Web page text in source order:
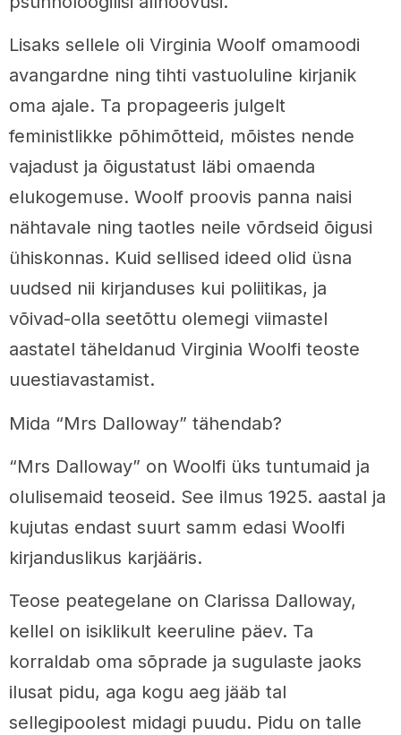
Lisaks sellele oli Virginia Woolf omamoodi
avangardne ning tihti vastuoluline kirjanik
oma ajale. Ta propageeris julgelt
feministlikke põhimõtteid, mõistes nende
vajadust ja õigustatust läbi omaenda
elukogemuse. Woolf proovis panna naisi
nähtavale ning taotles neile võrdseid õigusi
ühiskonnas. Kuid sellised ideed olid üsna
uudsed nii kirjanduses kui poliitikas, ja
võivad-olla seetõttu olemegi viimastel
aastatel täheldanud Virginia Woolfi teoste
uuestiavastamist.
Mida “Mrs Dalloway” tähendab?
“Mrs Dalloway” on Woolfi üks tuntumaid ja
olulisemaid teoseid. See ilmus 1925. aastal ja
kujutas endast suurt samm edasi Woolfi
kirjanduslikus karjääris.
Teose peategelane on Clarissa Dalloway,
kellel on isiklikult keeruline päev. Ta
korraldab oma sõprade ja sugulaste jaoks
ilusat pidu, aga kogu aeg jääb tal
sellegipoolest midagi puudu. Pidu on talle